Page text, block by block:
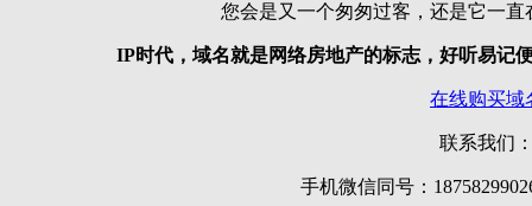
您会是又一个匆匆过客，还是它一
IP时代，域名就是网络房地产的标志，好听易记
在线购买域
联系我们
手机微信同号：